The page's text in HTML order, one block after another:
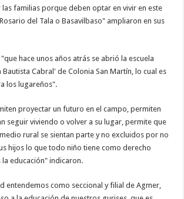
familias porque deben optar en vivir en este
del Tala o Basavilbaso" ampliaron en sus
hace unos años atrás se abrió la escuela
Bautista Cabral' de Colonia San Martín, lo cual es
los lugareños".
proyectar un futuro en el campo, permiten
seguir viviendo o volver a su lugar, permite que
rural se sientan parte y no excluidos por no
hijos lo que todo niño tiene como derecho
educación" indicaron.
entendemos como seccional y filial de Agmer,